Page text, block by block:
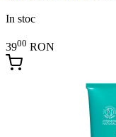
In stoc
3900 RON